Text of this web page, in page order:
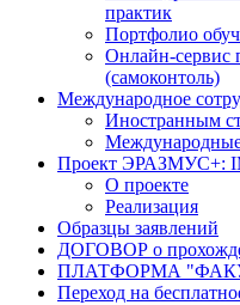
практик
Портфолио
Онлайн-сервис
(самоконтоль)
Международное
Иностранным
Проект ЭРАЗМУС+:
О проекте
Реализация
Образцы заявлений
ДОГОВОР о
ПЛАТФОРМА
Переход на